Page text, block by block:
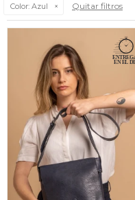
Color: Azul Quitar filtros